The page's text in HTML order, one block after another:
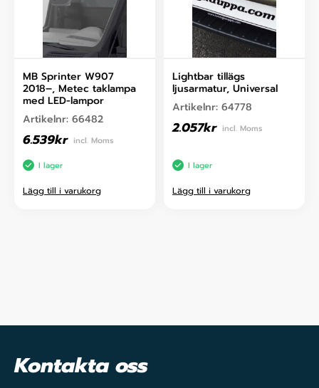
MB Sprinter W907
2018–, Metec taklampa
med LED-lampor
Artikelnr: 66482
6.539kr incl. Moms
I lager
Lägg till i varukorg
Lightbar tillägs
ljusarmatur, Universal
Artikelnr: 64778
2.057kr incl. Moms
I lager
Lägg till i varukorg
Kontakta oss